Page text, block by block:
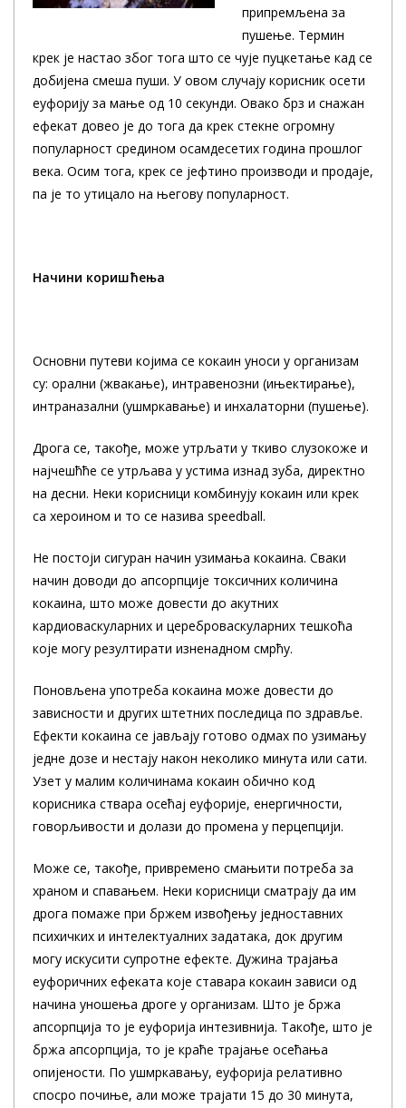
припремљена за
пушење. Термин
крек је настао због тога што се чује пуцкетање кад се
добијена смеша пуши. У овом случају корисник осети
еуфорију за мање од 10 секунди. Овако брз и снажан
ефекат довео је до тога да крек стекне огромну
популарност средином осамдесетих година прошлог
века. Осим тога, крек се јефтино производи и продаје,
па је то утицало на његову популарност.
Начини коришћења
Основни путеви којима се кокаин уноси у организам
су: орални (жвакање), интравенозни (ињектирање),
интраназални (ушмркавање) и инхалаторни (пушење).
Дрога се, такође, може утрљати у ткиво слузокоже и
најчешћће се утрљава у устима изнад зуба, директно
на десни. Неки корисници комбинују кокаин или крек
са хероином и то се назива speedball.
Не постоји сигуран начин узимања кокаина. Сваки
начин доводи до апсорпције токсичних количина
кокаина, што може довести до акутних
кардиоваскуларних и цереброваскуларних тешкоћа
које могу резултирати изненадном смрћу.
Поновљена употреба кокаина може довести до
зависности и других штетних последица по здравље.
Ефекти кокаина се јављају готово одмах по узимању
једне дозе и нестају након неколико минута или сати.
Узет у малим количинама кокаин обично код
корисника ствара осећај еуфорије, енергичности,
говорљивости и долази до промена у перцепцији.
Може се, такође, привремено смањити потреба за
храном и спавањем. Неки корисници сматрају да им
дрога помаже при бржем извођењу једноставних
психичких и интелектуалних задатака, док другим
могу искусити супротне ефекте. Дужина трајања
еуфоричних ефеката које ставара кокаин зависи од
начина уношења дроге у организам. Што је бржа
апсорпција то је еуфорија интезивнија. Такође, што је
бржа апсорпција, то је краће трајање осећања
опијености. По ушмркавању, еуфорија релативно
спосро почиње, али може трајати 15 до 30 минута,